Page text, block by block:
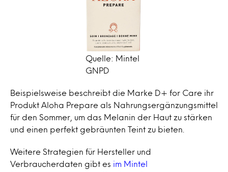
Quelle: Mintel
GNPD
Beispielsweise beschreibt die Marke D+ for Care ihr
Produkt Aloha Prepare als Nahrungsergänzungsmittel
für den Sommer, um das Melanin der Haut zu stärken
und einen perfekt gebräunten Teint zu bieten.
Weitere Strategien für Hersteller und
Verbraucherdaten gibt es im Mintel